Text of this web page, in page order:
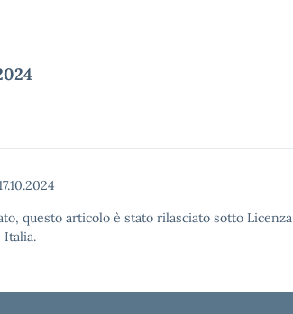
questo articolo è stato rilasciato sotto Licenza
Italia.